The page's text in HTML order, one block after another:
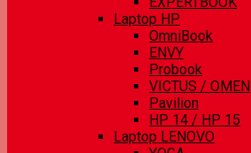
Laptop HP
OmniBook
ENVY
Probook
VICTUS / OMEN
Pavilion
HP 14 / HP 15
Laptop LENOVO